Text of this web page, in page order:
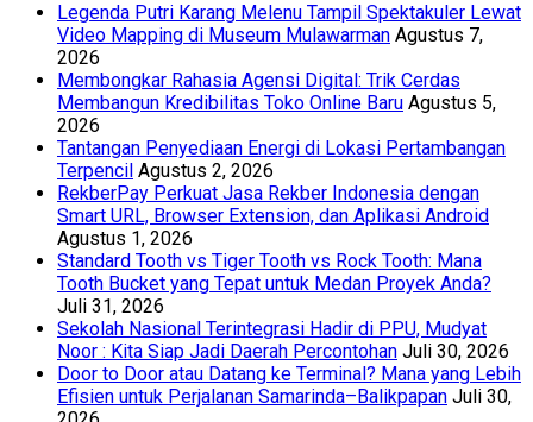
Legenda Putri Karang Melenu Tampil Spektakuler Lewat
Video Mapping di Museum Mulawarman Agustus 7,
2026
Membongkar Rahasia Agensi Digital: Trik Cerdas
Membangun Kredibilitas Toko Online Baru Agustus 5,
2026
Tantangan Penyediaan Energi di Lokasi Pertambangan
Terpencil Agustus 2, 2026
RekberPay Perkuat Jasa Rekber Indonesia dengan
Smart URL, Browser Extension, dan Aplikasi Android
Agustus 1, 2026
Standard Tooth vs Tiger Tooth vs Rock Tooth: Mana
Tooth Bucket yang Tepat untuk Medan Proyek Anda?
Juli 31, 2026
Sekolah Nasional Terintegrasi Hadir di PPU, Mudyat
Noor : Kita Siap Jadi Daerah Percontohan Juli 30, 2026
Door to Door atau Datang ke Terminal? Mana yang Lebih
Efisien untuk Perjalanan Samarinda–Balikpapan Juli 30,